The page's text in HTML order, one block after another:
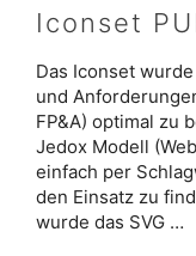
Iconset
Das Iconset
und
FP&A) optimal zu
Jedox Modell
einfach per
den Einsatz zu
wurde das SVG …